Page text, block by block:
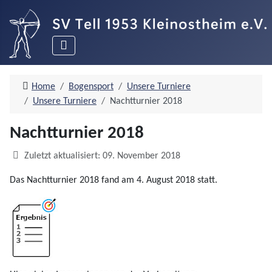
Home Bogensport
Unsere Turniere
Unsere Turniere
Nachtturnier 2018
Nachtturnier 2018
DetailsZuletzt aktualisiert: 09. November 2018
Das Nachtturnier 2018 fand am 4. August 2018 statt.